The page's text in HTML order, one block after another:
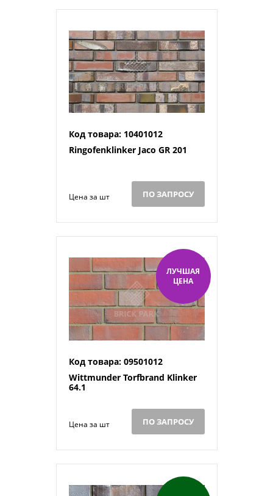
Код товара: 10401012
Ringofenklinker Jaco GR 201
Цена за шт ПО ЗАПРОСУ
ЛУЧШАЯ
ЦЕНА
Код товара: 09501012
Wittmunder Torfbrand Klinker
64.1
Цена за шт ПО ЗАПРОСУ